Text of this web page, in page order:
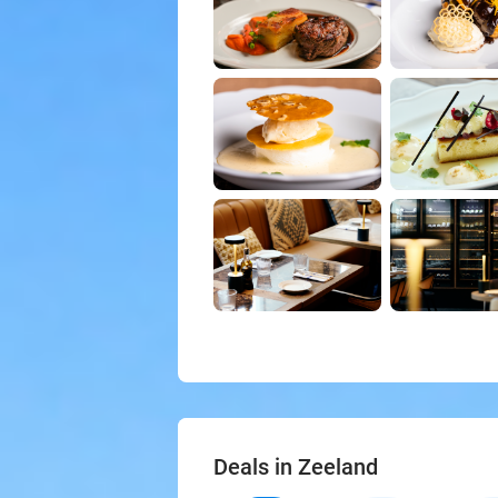
Deals in Zeeland